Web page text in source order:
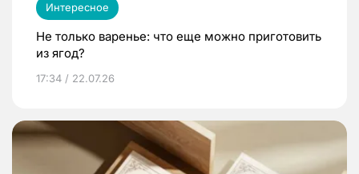
Интересное
Не только варенье: что еще можно приготовить
из ягод?
17:34 / 22.07.26